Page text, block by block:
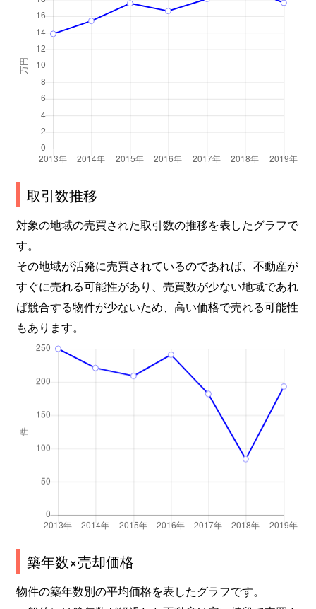
取引数推移
対象の地域の売買された取引数の推移を表したグラフで
す。
その地域が活発に売買されているのであれば、不動産が
すぐに売れる可能性があり、売買数が少ない地域であれ
ば競合する物件が少ないため、高い価格で売れる可能性
もあります。
築年数×売却価格
物件の築年数別の平均価格を表したグラフです。